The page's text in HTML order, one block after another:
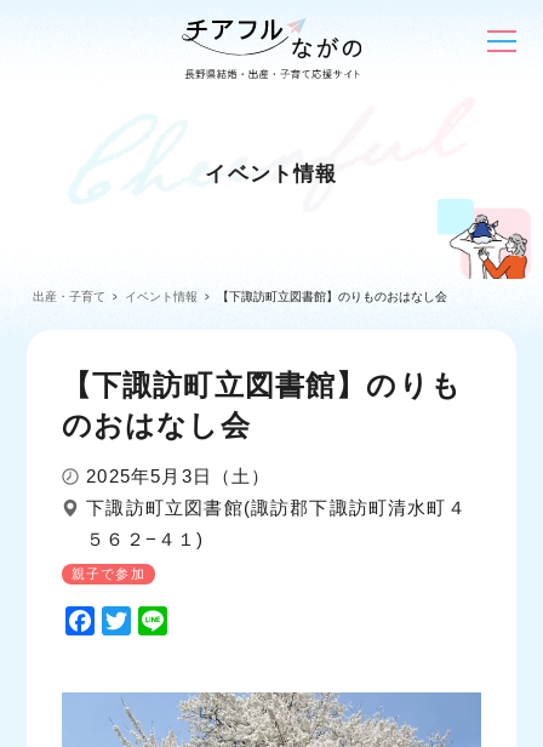
イベント情報
出産・子育て イベント情報 【下諏訪町立図書館】のりものおはなし会
【下諏訪町立図書館】のりも
のおはなし会
2025年5月3日（土）
下諏訪町立図書館(諏訪郡下諏訪町清水町４
５６２−４１)
親子で参加
F
T
t
t
e